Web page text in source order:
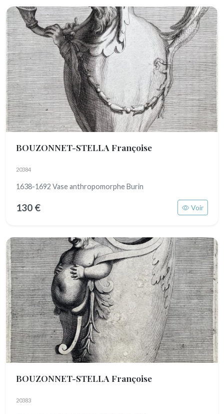
BOUZONNET-STELLA Françoise
20384
1638-1692 Vase anthropomorphe Burin
130 € Voir
BOUZONNET-STELLA Françoise
20383